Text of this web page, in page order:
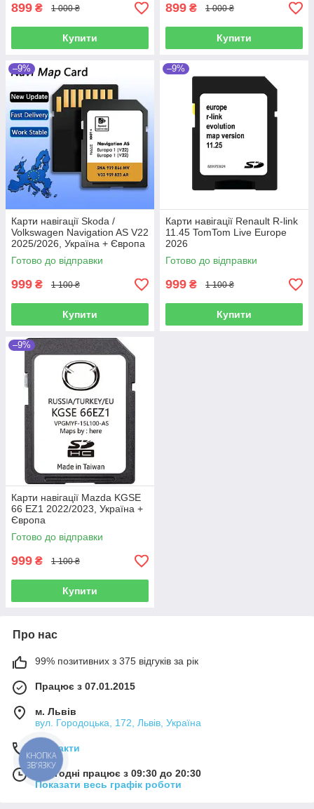
899 ₴ 1 000 ₴
Купити
899 ₴ 1 000 ₴
Купити
–9%
Карти навігації Skoda /
Volkswagen Navigation AS V22
2025/2026, Україна + Європа
Готово до відправки
999 ₴ 1 100 ₴
Купити
–9%
Карти навігації Renault R-link
11.45 TomTom Live Europe
2026
Готово до відправки
999 ₴ 1 100 ₴
Купити
–9%
Карти навігації Mazda KGSE
66 EZ1 2022/2023, Україна +
Європа
Готово до відправки
999 ₴ 1 100 ₴
Купити
Про нас
99% позитивних з 375 відгуків за рік
Працює з 07.01.2015
м. Львів
вул. Городоцька, 172, Львів, Україна
Контакти
Сьогодні працює з 09:30 до 20:30
Показати весь графік роботи
КНОПКА
ЗВ'ЯЗКУ